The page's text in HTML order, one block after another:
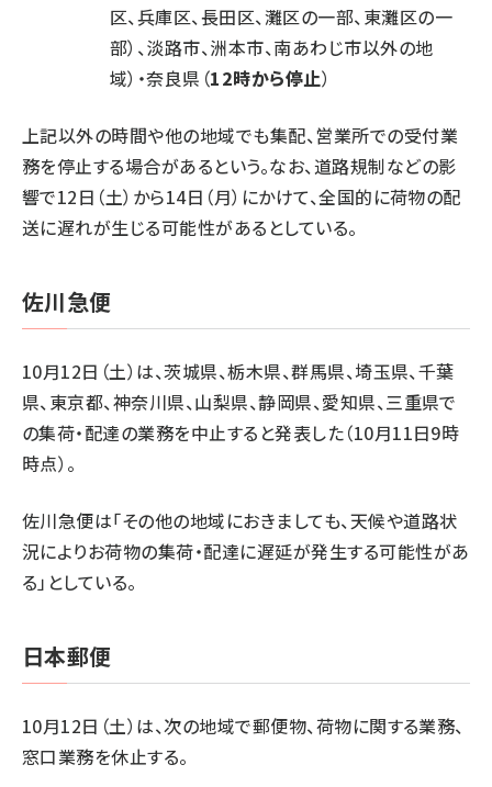
区、兵庫区、長田区、灘区の一部、東灘区の一
部）、淡路市、洲本市、南あわじ市以外の地
域）・奈良県（12時から停止）
上記以外の時間や他の地域でも集配、営業所での受付業
務を停止する場合があるという。なお、道路規制などの影
響で12日（土）から14日（月）にかけて、全国的に荷物の配
送に遅れが生じる可能性があるとしている。
佐川急便
10月12日（土）は、茨城県、栃木県、群馬県、埼玉県、千葉
県、東京都、神奈川県、山梨県、静岡県、愛知県、三重県で
の集荷・配達の業務を中止すると発表した（10月11日9時
時点）。
佐川急便は「その他の地域におきましても、天候や道路状
況によりお荷物の集荷・配達に遅延が発生する可能性があ
る」としている。
日本郵便
10月12日（土）は、次の地域で郵便物、荷物に関する業務、
窓口業務を休止する。